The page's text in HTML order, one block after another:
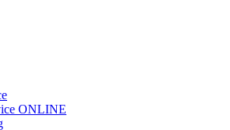
ONLINE